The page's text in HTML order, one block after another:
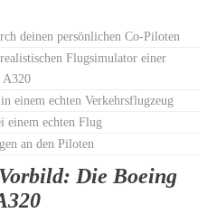
deinen persönlichen Co-Piloten
Flugsimulator einer
A320
einem echten Verkehrsflugzeug
echten Flug
an den Piloten
Die Boeing